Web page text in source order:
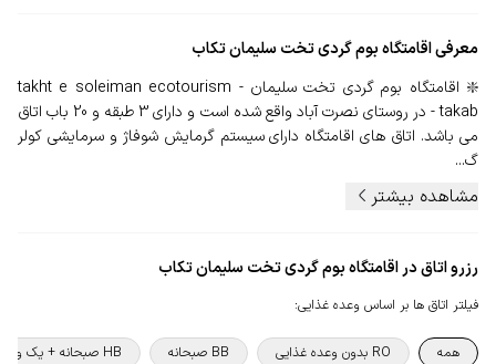
معرفیاقامتگاه بوم گردی تخت سلیمان تکاب
❇️ اقامتگاه بوم گردی تخت سلیمان - takht e soleiman ecotourism
takab - در روستای نصرت آباد واقع شده است و دارای 3 طبقه و 20 باب اتاق
می باشد. اتاق های اقامتگاه دارای سیستم گرمایش شوفاژ و سرمایشی کولر
گ...
مشاهده بیشتر
رزرو اتاق در اقامتگاه بوم گردی تخت سلیمان تکاب
فیلتر اتاق ها بر اساس وعده غذایی:
همه RO بدون وعده غذایی BB صبحانه HB صبحانه + یک وعده غذا